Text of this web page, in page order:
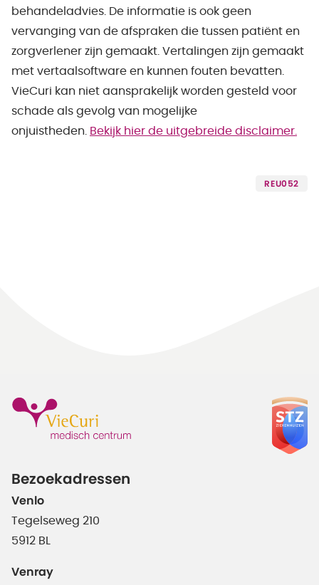
behandeladvies. De informatie is ook geen
vervanging van de afspraken die tussen patiënt en
zorgverlener zijn gemaakt. Vertalingen zijn gemaakt
met vertaalsoftware en kunnen fouten bevatten.
VieCuri kan niet aansprakelijk worden gesteld voor
schade als gevolg van mogelijke
onjuistheden.
Bekijk hier de uitgebreide disclaimer.
REU052
Bezoekadressen
Venlo
Tegelseweg 210
5912 BL
Venray